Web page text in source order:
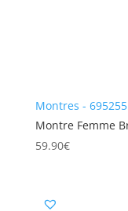
Montres - 695255
Montre Femme
59.90€